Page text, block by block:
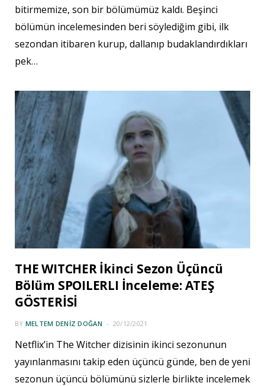
bitirmemize, son bir bölümümüz kaldı. Beşinci
bölümün incelemesinden beri söylediğim gibi, ilk
sezondan itibaren kurup, dallanıp budaklandırdıkları
pek…
THE WITCHER İkinci Sezon Üçüncü
Bölüm SPOILERLI İnceleme: ATEŞ
GÖSTERİSİ
BY MELTEM DENIZ DOĞAN 20/12/2021
Netflix’in The Witcher dizisinin ikinci sezonunun
yayınlanmasını takip eden üçüncü günde, ben de yeni
sezonun üçüncü bölümünü sizlerle birlikte incelemek